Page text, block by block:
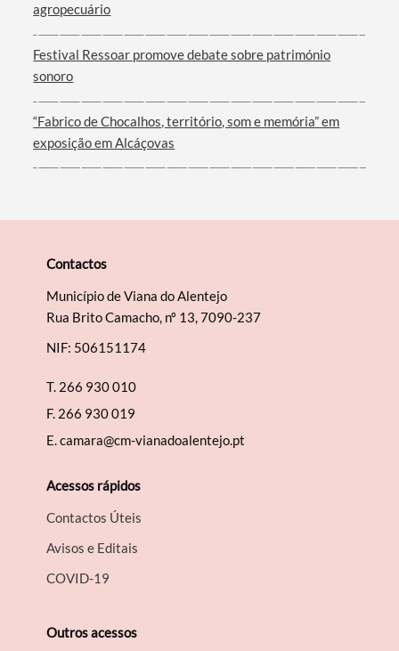
agropecuário
Festival Ressoar promove debate sobre património
sonoro
“Fabrico de Chocalhos, território, som e memória” em
exposição em Alcáçovas
Contactos
Município de Viana do Alentejo
Rua Brito Camacho, nº 13, 7090-237
NIF: 506151174
T. 266 930 010
F. 266 930 019
E.camara@cm-vianadoalentejo.pt
Acessos rápidos
Contactos Úteis
Avisos e Editais
COVID-19
Outros acessos